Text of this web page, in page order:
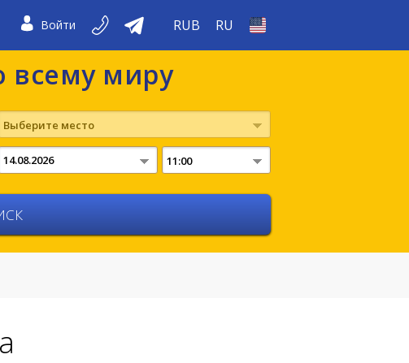
Войти RUB RU
всему миру
Выберите место
11:00